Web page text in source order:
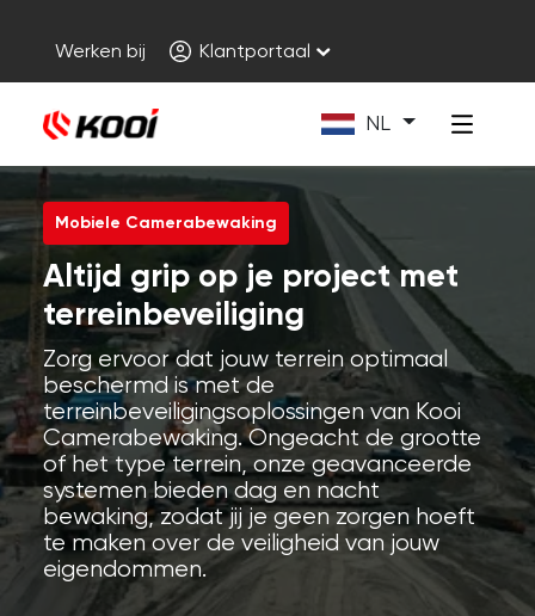
Werken bij Klantportaal
NL
Mobiele Camerabewaking
Altijd grip op je project met
terreinbeveiliging
Zorg ervoor dat jouw terrein optimaal
beschermd is met de
terreinbeveiligingsoplossingen van Kooi
Camerabewaking. Ongeacht de grootte
of het type terrein, onze geavanceerde
systemen bieden dag en nacht
bewaking, zodat jij je geen zorgen hoeft
te maken over de veiligheid van jouw
eigendommen.